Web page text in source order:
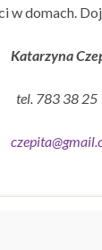
w domach.
Katarzyna
tel. 783 38 25